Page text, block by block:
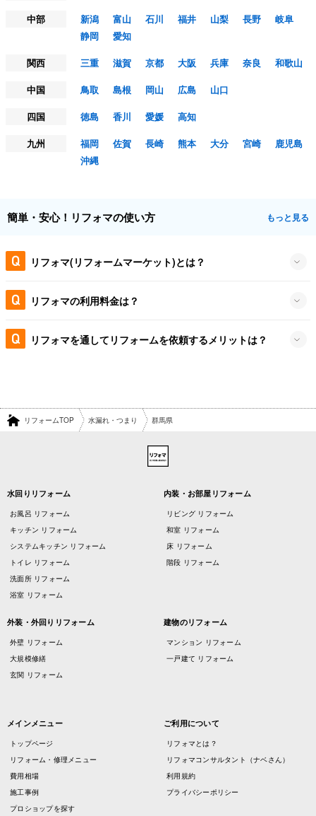
中部
新潟 富山 石川 福井 山梨 長野
岐阜
静岡
愛知
関西
三重 滋賀 京都 大阪 兵庫 奈良
和歌山
中国
鳥取 島根 岡山 広島
山口
四国
徳島 香川 愛媛
高知
九州
福岡 佐賀 長崎 熊本 大分 宮崎
鹿児島
沖縄
簡単・安心！リフォマの使い方 もっと見る
リフォマ(リフォームマーケット)とは？
リフォマの利用料金は？
リフォマを通してリフォームを依頼するメリットは？
リフォームTOP 水漏れ・つまり 群馬県
水回りリフォーム
お風呂 リフォーム
キッチン リフォーム
システムキッチン リフォーム
トイレ リフォーム
洗面所 リフォーム
浴室 リフォーム
内装・お部屋リフォーム
リビング リフォーム
和室 リフォーム
床 リフォーム
階段 リフォーム
外装・外回りリフォーム
外壁 リフォーム
大規模修繕
玄関 リフォーム
建物のリフォーム
マンション リフォーム
一戸建て リフォーム
メインメニュー
トップページ
リフォーム・修理メニュー
費用相場
施工事例
プロショップを探す
ご利用について
リフォマとは？
リフォマコンサルタント（ナベさん）
利用規約
プライバシーポリシー